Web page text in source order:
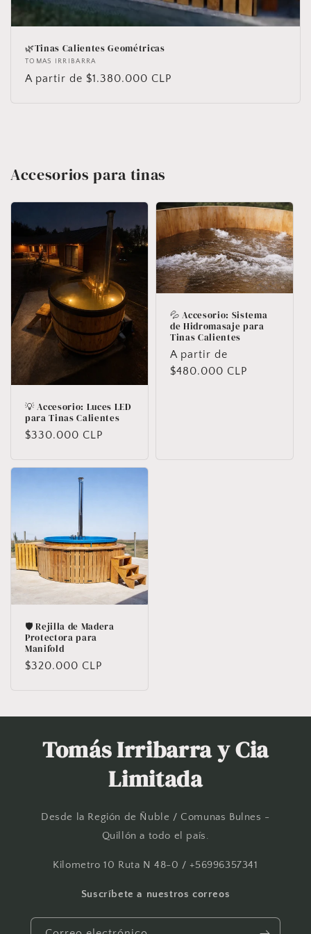
🌿Tinas Calientes Geométricas
Proveedor:
TOMAS IRRIBARRA
Precio
A partir de $1.380.000 CLP
Accesorios para tinas
💡 Accesorio: Luces LED
para Tinas Calientes
Precio
$330.000 CLP
💦 Accesorio: Sistema
de Hidromasaje para
Tinas Calientes
Precio
habitual
A partir de
$480.000 CLP
🛡️ Rejilla de Madera
Protectora para
Manifold
Precio
$320.000 CLP
Tomás Irribarra y Cia
Limitada
Desde la Región de Ñuble / Comunas Bulnes -
Quillón a todo el país.
Kilometro 10 Ruta N 48-0 / +56996357341
Suscríbete a nuestros correos